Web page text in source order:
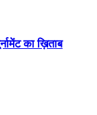
का ख़िताब